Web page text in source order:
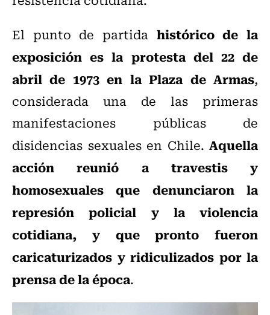
El punto de partida histórico de la
exposición es la protesta del 22 de
abril de 1973 en la Plaza de Armas,
considerada una de las primeras
manifestaciones públicas de
disidencias sexuales en Chile. Aquella
acción reunió a travestis y
homosexuales que denunciaron la
represión policial y la violencia
cotidiana, y que pronto fueron
caricaturizados y ridiculizados por la
prensa de la época.